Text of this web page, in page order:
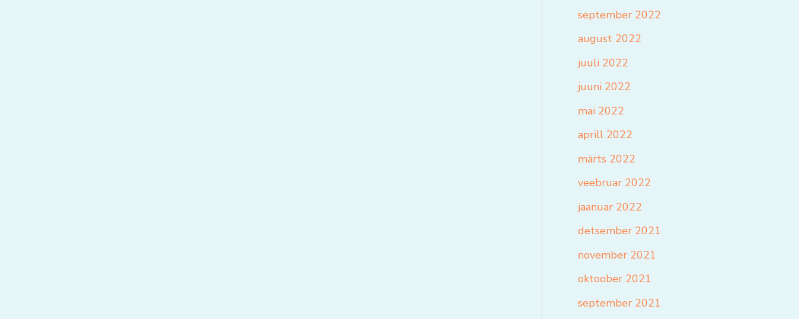
september 2022
august 2022
juuli 2022
juuni 2022
mai 2022
aprill 2022
märts 2022
veebruar 2022
jaanuar 2022
detsember 2021
november 2021
oktoober 2021
september 2021